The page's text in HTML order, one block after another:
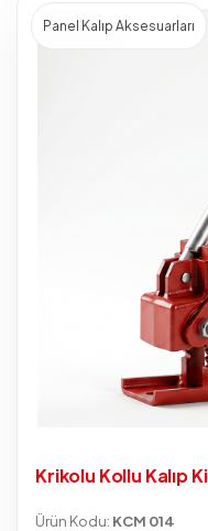
Panel Kalıp Aksesuarları
Krikolu Kollu Kalıp
Ürün Kodu: KCM 014